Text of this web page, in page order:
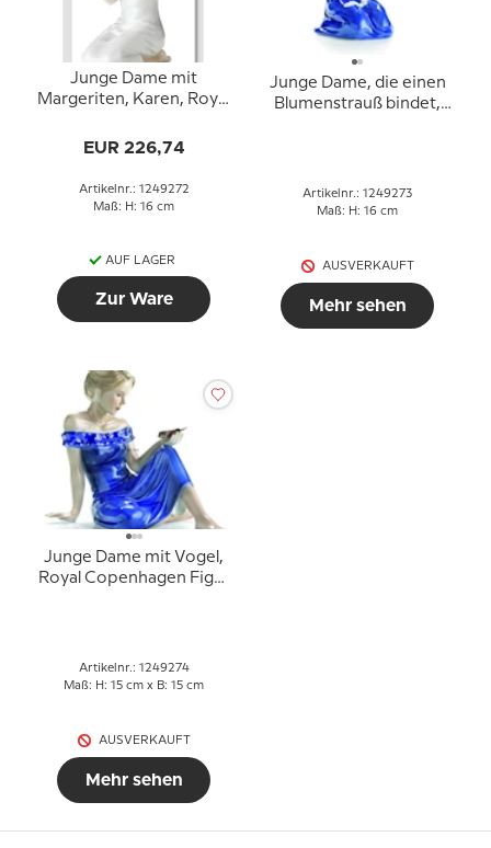
Junge Dame mit
Margeriten, Karen, Royal
272
EUR 226,74
Artikelnr.: 1249272
Maß: H: 16 cm
AUF LAGER
Zur Ware
Junge Dame, die einen
Blumenstrauß bindet,
Artikelnr.: 1249273
Maß: H: 16 cm
AUSVERKAUFT
Mehr sehen
Junge Dame mit Vogel,
Royal Copenhagen Figur
Artikelnr.: 1249274
Maß: H: 15 cm x B: 15 cm
AUSVERKAUFT
Mehr sehen